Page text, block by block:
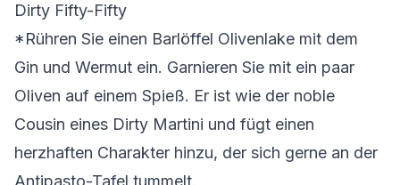
Dirty Fifty-Fifty
*Rühren Sie einen Barlöffel Olivenlake mit dem
Gin und Wermut ein. Garnieren Sie mit ein paar
Oliven auf einem Spieß. Er ist wie der noble
Cousin eines Dirty Martini und fügt einen
herzhaften Charakter hinzu, der sich gerne an der
Antipasto-Tafel tummelt.